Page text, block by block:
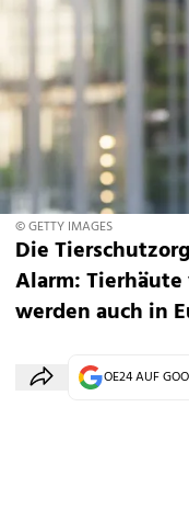
© GETTY IMAGES
Die
Alarm:
werden auch in
OE24 AUF